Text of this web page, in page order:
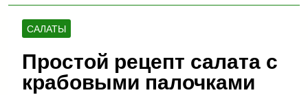
САЛАТЫ
Простой рецепт салата с
крабовыми палочками